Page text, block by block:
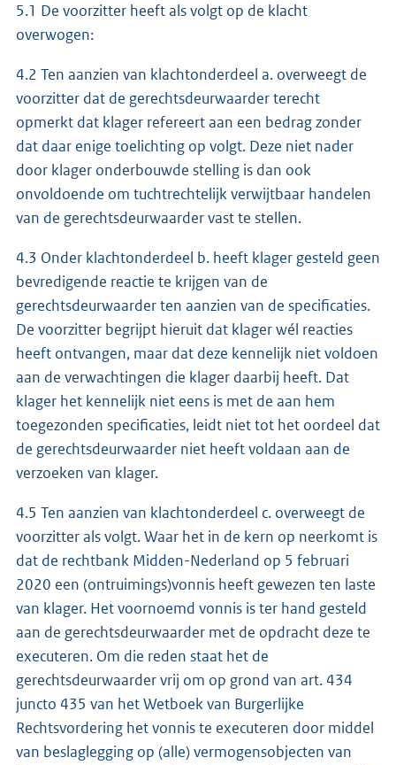
5.1 De voorzitter heeft als volgt op de klacht
overwogen:
4.2 Ten aanzien van klachtonderdeel a. overweegt de
voorzitter dat de gerechtsdeurwaarder terecht
opmerkt dat klager refereert aan een bedrag zonder
dat daar enige toelichting op volgt. Deze niet nader
door klager onderbouwde stelling is dan ook
onvoldoende om tuchtrechtelijk verwijtbaar handelen
van de gerechtsdeurwaarder vast te stellen.
4.3 Onder klachtonderdeel b. heeft klager gesteld geen
bevredigende reactie te krijgen van de
gerechtsdeurwaarder ten aanzien van de specificaties.
De voorzitter begrijpt hieruit dat klager wél reacties
heeft ontvangen, maar dat deze kennelijk niet voldoen
aan de verwachtingen die klager daarbij heeft. Dat
klager het kennelijk niet eens is met de aan hem
toegezonden specificaties, leidt niet tot het oordeel dat
de gerechtsdeurwaarder niet heeft voldaan aan de
verzoeken van klager.
4.5 Ten aanzien van klachtonderdeel c. overweegt de
voorzitter als volgt. Waar het in de kern op neerkomt is
dat de rechtbank Midden-Nederland op 5 februari
2020 een (ontruimings)vonnis heeft gewezen ten laste
van klager. Het voornoemd vonnis is ter hand gesteld
aan de gerechtsdeurwaarder met de opdracht deze te
executeren. Om die reden staat het de
gerechtsdeurwaarder vrij om op grond van art. 434
juncto 435 van het Wetboek van Burgerlijke
Rechtsvordering het vonnis te executeren door middel
van beslaglegging op (alle) vermogensobjecten van